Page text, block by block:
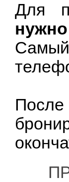
Для